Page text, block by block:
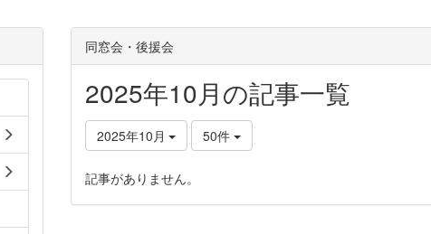
同窓会・後援会
2025年10月の記事一覧
2025年10月 50件
記事がありません。